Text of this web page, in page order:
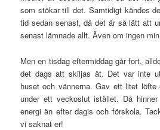
som stökar till det. Samtidigt kändes
tid sedan senast, då det är så lätt att
senast lämnade allt. Även om ingen
Men en tisdag eftermiddag går fort,
det dags att skiljas åt. Det var inte
huset och vännerna. Gav ett litet
under ett veckoslut istället. Då
energi än efter dagis och förskola.
vi saknat er!